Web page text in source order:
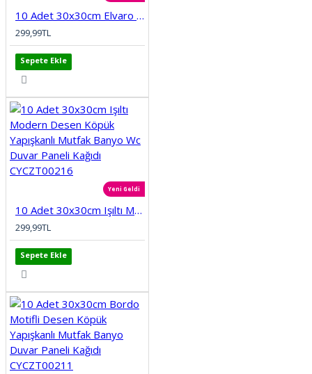
10 Adet 30x30cm Elvaro Seramik Desen Köpük Yapışkanlı Mutfak Banyo Wc Duvar Paneli Kağıdı CYCZT00215
299,99TL
Sepete Ekle
Yeni Geldi
10 Adet 30x30cm Işıltı Modern Desen Köpük Yapışkanlı Mutfak Banyo Wc Duvar Paneli Kağıdı CYCZT00216
299,99TL
Sepete Ekle